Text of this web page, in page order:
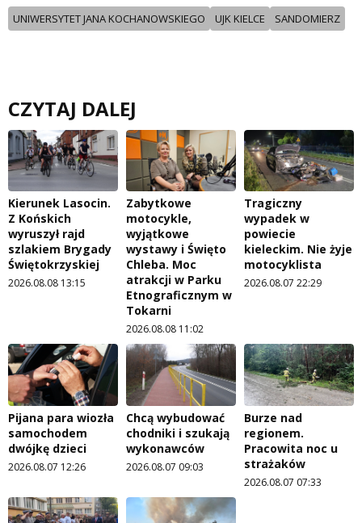
UNIWERSYTET JANA KOCHANOWSKIEGO UJK KIELCE SANDOMIERZ
CZYTAJ DALEJ
Kierunek Lasocin.
Z Końskich
wyruszył rajd
szlakiem Brygady
Świętokrzyskiej
2026.08.08 13:15
Zabytkowe
motocykle,
wyjątkowe
wystawy i Święto
Chleba. Moc
atrakcji w Parku
Etnograficznym w
Tokarni
2026.08.08 11:02
Tragiczny
wypadek w
powiecie
kieleckim. Nie żyje
motocyklista
2026.08.07 22:29
Pijana para wiozła
samochodem
dwójkę dzieci
2026.08.07 12:26
Chcą wybudować
chodniki i szukają
wykonawców
2026.08.07 09:03
Burze nad
regionem.
Pracowita noc u
strażaków
2026.08.07 07:33